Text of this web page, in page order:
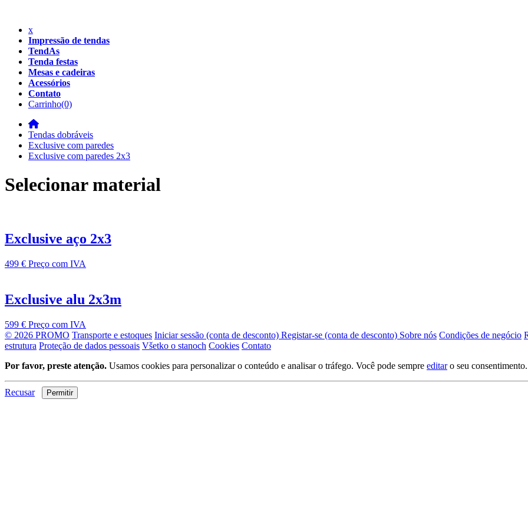
x
Impressão de tendas
TendAs
Tenda festas
Mesas e cadeiras
Acessórios
Contato
Carrinho(0)
Tendas dobráveis
Exclusive com paredes
Exclusive com paredes 2x3
Selecionar material
Exclusive aço 2x3
499 € Preço com IVA
Exclusive alu 2x3m
599 € Preço com IVA
© 2026 PROMO Transporte e estoques Iniciar sessão (conta de desconto) Registar-se (conta de desconto) Sobre nós Condições de negócio
estrutura Proteção de dados pessoais Všetko o stanoch Cookies Contato
Por favor, preste atenção. Usamos cookies para personalizar o conteúdo e analisar o tráfego. Você pode sempre editaro seu consentimento.
Recusar Permitir